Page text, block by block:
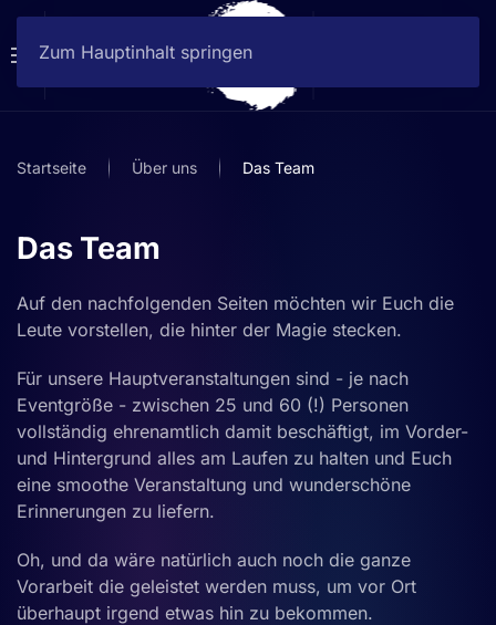
Zum Hauptinhalt springen
Startseite Über uns Das Team
Das Team
Auf den nachfolgenden Seiten möchten wir Euch die
Leute vorstellen, die hinter der Magie stecken.
Für unsere Hauptveranstaltungen sind - je nach
Eventgröße - zwischen 25 und 60 (!) Personen
vollständig ehrenamtlich damit beschäftigt, im Vorder-
und Hintergrund alles am Laufen zu halten und Euch
eine smoothe Veranstaltung und wunderschöne
Erinnerungen zu liefern.
Oh, und da wäre natürlich auch noch die ganze
Vorarbeit die geleistet werden muss, um vor Ort
überhaupt irgend etwas hin zu bekommen.